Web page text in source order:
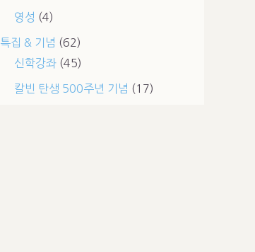
영성 (4)
특집 & 기념 (62)
신학강좌(45)
칼빈 탄생 500주년 기념 (17)